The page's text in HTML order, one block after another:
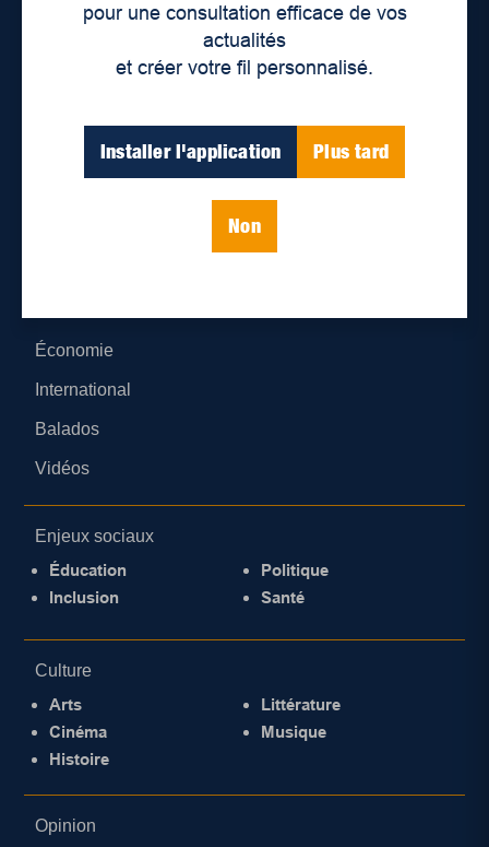
pour une consultation efficace de vos
actualités
et créer votre fil personnalisé.
Installer l'application Plus tard
Non
Lieux de distribution
Économie
International
Balados
Vidéos
Enjeux sociaux
Éducation
Inclusion
Politique
Santé
Culture
Arts
Cinéma
Histoire
Littérature
Musique
Opinion